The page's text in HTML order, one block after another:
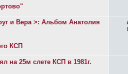
и Вера >: Альбом Анатолия
КСП
на 25м слете КСП в 1981г.